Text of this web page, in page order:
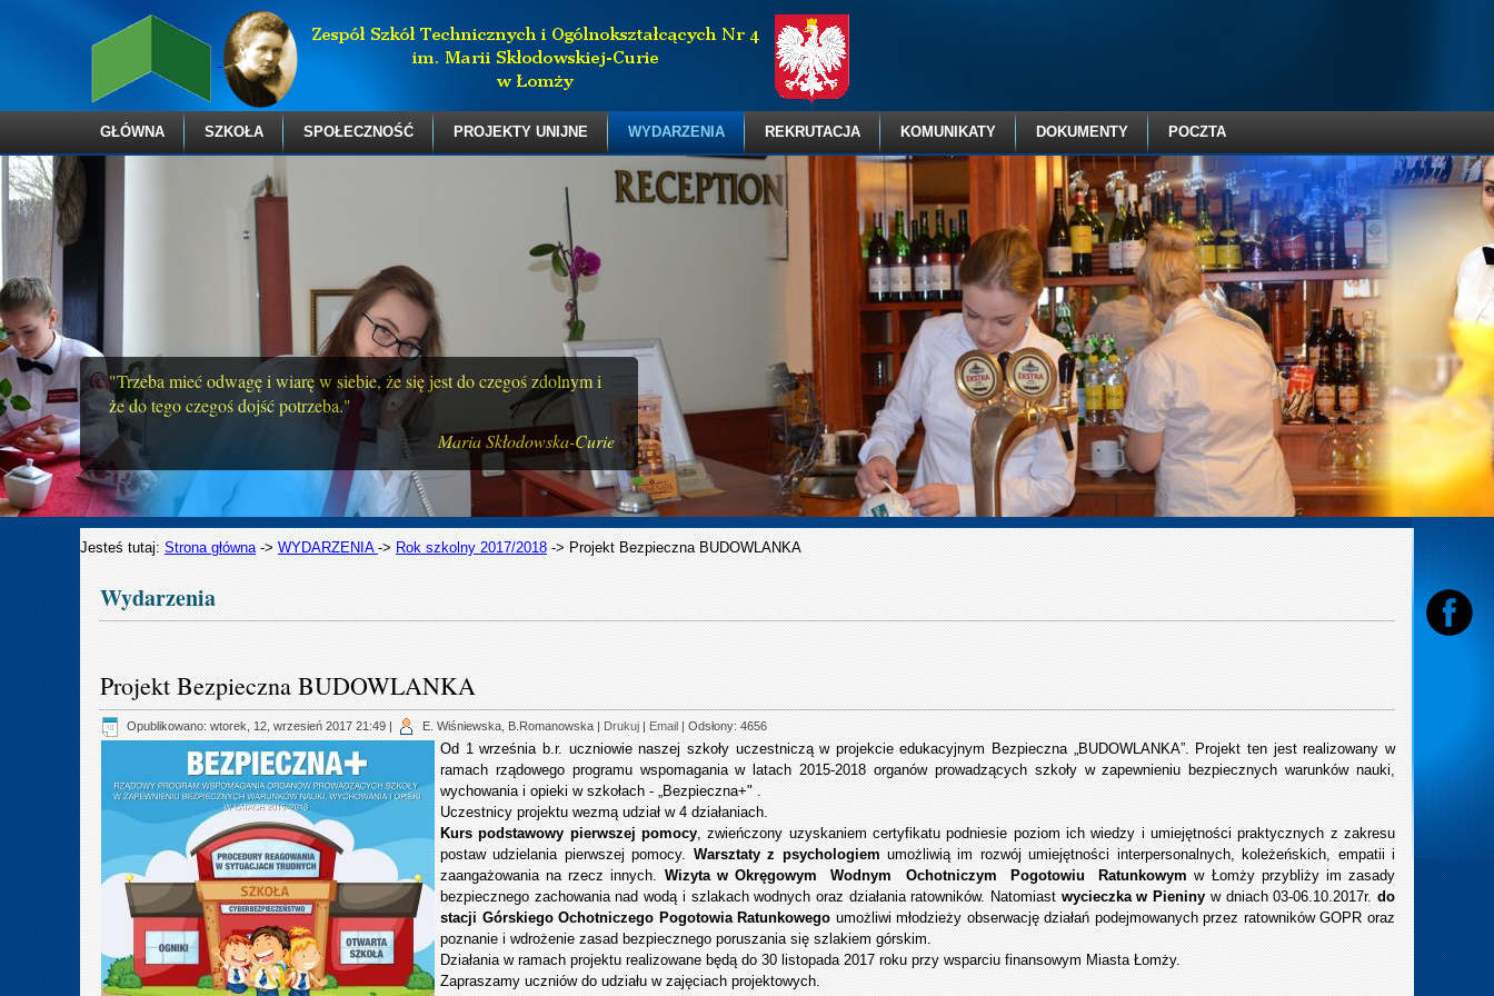
"Trzeba mieć odwagę i wiarę w siebie, że się jest do czegoś zdolnym i
że do tego czegoś dojść potrzeba."
Maria Skłodowska-Curie
GŁÓWNA SZKOŁA SPOŁECZNOŚĆ PROJEKTY UNIJNE WYDARZENIA REKRUTACJA KOMUNIKATY DOKUMENTY POCZTA
Jesteś tutaj: Strona główna-> WYDARZENIA -> Rok szkolny 2017/2018 -> Projekt Bezpieczna BUDOWLANKA
Wydarzenia
Projekt Bezpieczna BUDOWLANKA
Opublikowano: wtorek, 12, wrzesień 2017 21:49 | E. Wiśniewska, B.Romanowska | Drukuj | Email | Odsłony: 4656
Od 1 września b.r. uczniowie naszej szkoły uczestniczą w projekcie edukacyjnym Bezpieczna „BUDOWLANKA”. Projekt ten jest realizowany w
ramach rządowego programu wspomagania w latach 2015-2018 organów prowadzących szkoły w zapewnieniu bezpiecznych warunków nauki,
wychowania i opieki w szkołach - „Bezpieczna+" .
Uczestnicy projektu wezmą udział w 4 działaniach.
Kurs podstawowy pierwszej pomocy, zwieńczony uzyskaniem certyfikatu podniesie poziom ich wiedzy i umiejętności praktycznych z zakresu
postaw udzielania pierwszej pomocy. Warsztaty z psychologiem umożliwią im rozwój umiejętności interpersonalnych, koleżeńskich, empatii i
zaangażowania na rzecz innych. Wizyta w Okręgowym Wodnym Ochotniczym Pogotowiu Ratunkowymw Łomży przybliży im zasady
bezpiecznego zachowania nad wodą i szlakach wodnych oraz działania ratowników. Natomiast wycieczka w Pieniny w dniach 03-06.10.2017r.do
stacji Górskiego Ochotniczego Pogotowia Ratunkowego umożliwi młodzieży obserwację działań podejmowanych przez ratowników GOPR oraz
poznanie i wdrożenie zasad bezpiecznego poruszania się szlakiem górskim.
Działania w ramach projektu realizowane będą do 30 listopada 2017 roku przy wsparciu finansowym Miasta Łomży.
Zapraszamy uczniów do udziału w zajęciach projektowych.